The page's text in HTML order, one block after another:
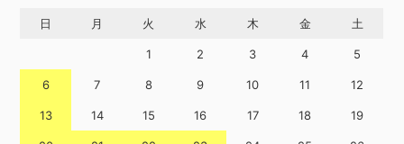
日 月 火 水 木 金 土
1 2 3 4 5
6 7 8 9 10 11 12
13 14 15 16 17 18 19